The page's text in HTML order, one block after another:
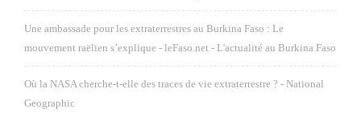
Une ambassade pour les extraterrestres au Burkina Faso : Le
mouvement raëlien s’explique - leFaso.net - L'actualité au Burkina Faso
Où la NASA cherche-t-elle des traces de vie extraterrestre ? - National
Geographic